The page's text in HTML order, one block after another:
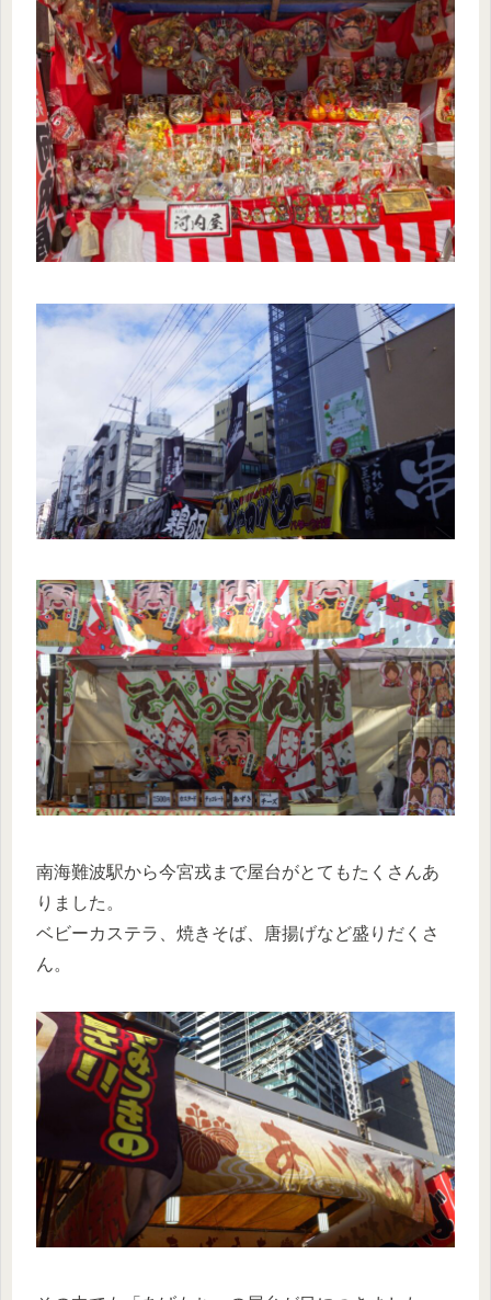
南海難波駅から今宮戎まで屋台がとてもたくさんあ
りました。
ベビーカステラ、焼きそば、唐揚げなど盛りだくさ
ん。